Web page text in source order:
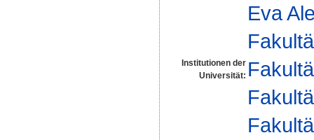
Institutionen der
Universität:
Eva